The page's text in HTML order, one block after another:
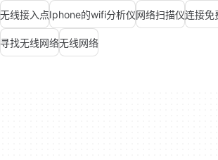
无线接入点Iphone的wifi分析仪网络扫描仪连接免
寻找无线网络无线网络